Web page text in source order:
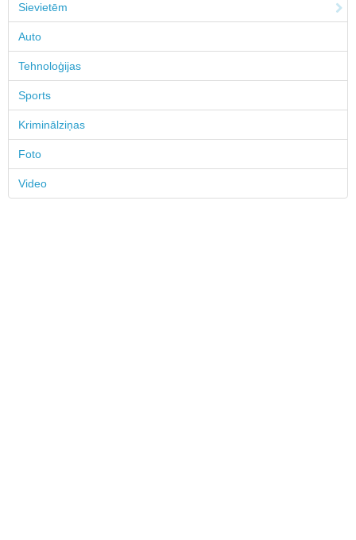
Sievietēm
Auto
Tehnoloģijas
Sports
Kriminālziņas
Foto
Video